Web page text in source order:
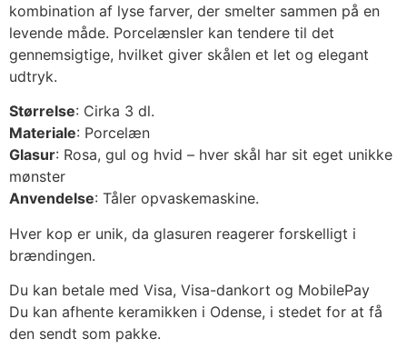
kombination af lyse farver, der smelter sammen på en
levende måde. Porcelænsler kan tendere til det
gennemsigtige, hvilket giver skålen et let og elegant
udtryk.
Størrelse: Cirka 3 dl.
Materiale: Porcelæn
Glasur: Rosa, gul og hvid – hver skål har sit eget unikke
mønster
Anvendelse: Tåler opvaskemaskine.
Hver kop er unik, da glasuren reagerer forskelligt i
brændingen.
Du kan betale med Visa, Visa-dankort og MobilePay
Du kan afhente keramikken i Odense, i stedet for at få
den sendt som pakke.